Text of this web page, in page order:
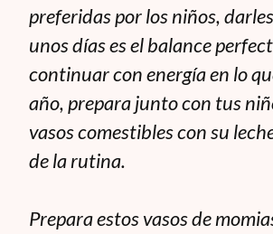
preferidas por los niños,
unos días es el balance
continuar con energía en lo
año, prepara junto con tus
vasos comestibles con su
de la rutina.
Prepara estos vasos de